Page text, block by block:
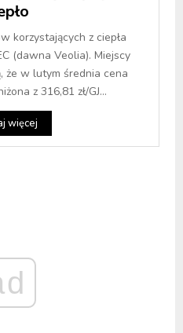
korzystających z ciepła
(dawna Veolia). Miejscy
że w lutym średnia cena
z 316,81 zł/GJ...
więcej